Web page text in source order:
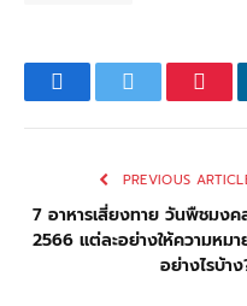
FacebookTwitter
PREVIOUS
7 อาหารเสี่ยงทาย วันพืชมงค
2566 แต่ละอย่างให้ความหมา
อย่างไรบ้าง